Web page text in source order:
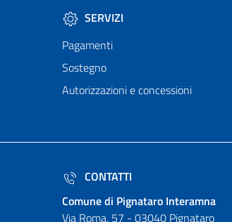
SERVIZI
Pagamenti
Sostegno
Autorizzazioni e concessioni
CONTATTI
Comune di Pignataro Interamna
Via Roma, 57 - 03040 Pignataro